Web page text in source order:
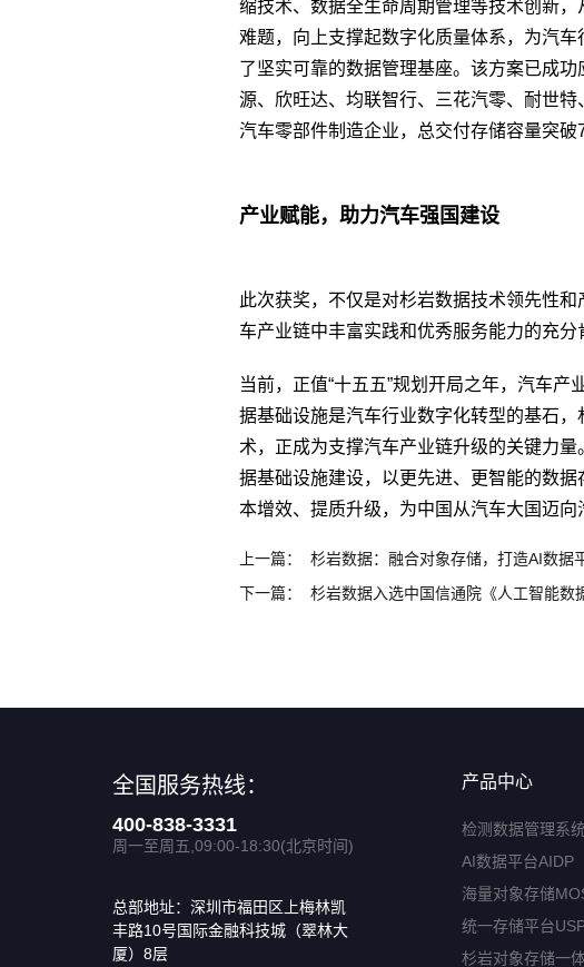
缩技术、数据全生命周期管理等技术创新
难题，向上支撑起数字化质量体系，为汽
了坚实可靠的数据管理基座。该方案已成
源、欣旺达、均联智行、三花汽零、耐世
汽车零部件制造企业，总交付存储容量突破
产业赋能，助力汽车强国建设
此次获奖，不仅是对杉岩数据技术领先性
车产业链中丰富实践和优秀服务能力的充分
当前，正值“十五五”规划开局之年，汽车
据基础设施是汽车行业数字化转型的基石
术，正成为支撑汽车产业链升级的关键力
据基础设施建设，以更先进、更智能的数
本增效、提质升级，为中国从汽车大国迈向
上一篇：
下一篇：
全国服务热线：
400-838-3331
周一至周五,09:00-18:30(北京时间)
总部地址：深圳市福田区上梅林凯
丰路10号国际金融科技城（翠林大
厦）8层
产品中心
检测数据管理系
AI数据平台AIDP
海量对象存储
统一存储平台
杉岩对象存储一